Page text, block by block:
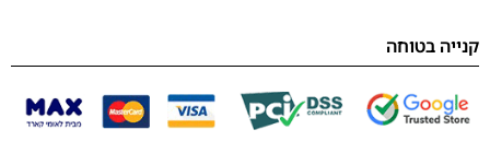
קנייה בטוחה